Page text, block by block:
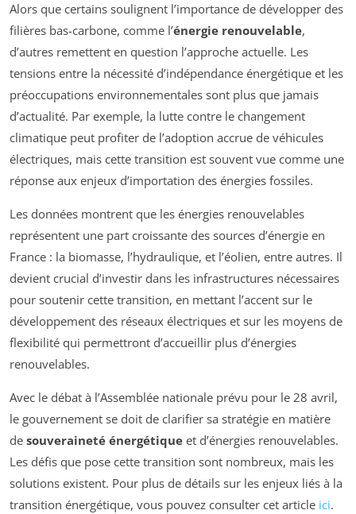
Alors que certains soulignent l’importance de développer des
filières bas-carbone, comme l’énergie renouvelable,
d’autres remettent en question l’approche actuelle. Les
tensions entre la nécessité d’indépendance énergétique et les
préoccupations environnementales sont plus que jamais
d’actualité. Par exemple, la lutte contre le changement
climatique peut profiter de l’adoption accrue de véhicules
électriques, mais cette transition est souvent vue comme une
réponse aux enjeux d’importation des énergies fossiles.
Les données montrent que les énergies renouvelables
représentent une part croissante des sources d’énergie en
France : la biomasse, l’hydraulique, et l’éolien, entre autres. Il
devient crucial d’investir dans les infrastructures nécessaires
pour soutenir cette transition, en mettant l’accent sur le
développement des réseaux électriques et sur les moyens de
flexibilité qui permettront d’accueillir plus d’énergies
renouvelables.
Avec le débat à l’Assemblée nationale prévu pour le 28 avril,
le gouvernement se doit de clarifier sa stratégie en matière
de souveraineté énergétique et d’énergies renouvelables.
Les défis que pose cette transition sont nombreux, mais les
solutions existent. Pour plus de détails sur les enjeux liés à la
transition énergétique, vous pouvez consulter cet article ici.